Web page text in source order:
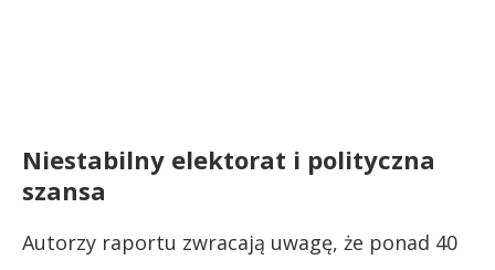
Niestabilny elektorat i polityczna
szansa
Autorzy raportu zwracają uwagę, że ponad 40